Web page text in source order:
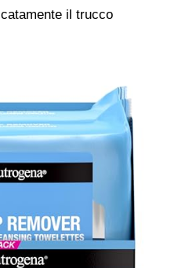
il trucco